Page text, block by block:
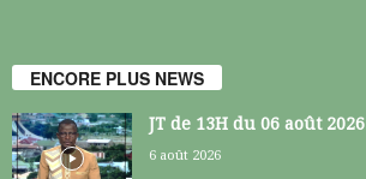
ENCORE PLUS NEWS
JT de 13H du 06 août 2026
6 août 2026